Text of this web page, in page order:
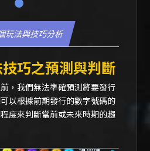
1
玩法與技巧分析
巧之預測與判斷
，我們無法準確預測將要發行
以根據前期發行的數字號碼的
度來判斷當前或未來時期的趨